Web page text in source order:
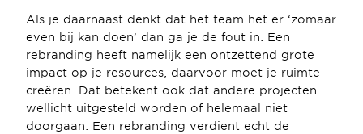
Als je daarnaast denkt dat het team het er ‘zomaar
even bij kan doen’ dan ga je de fout in. Een
rebranding heeft namelijk een ontzettend grote
impact op je resources, daarvoor moet je ruimte
creëren. Dat betekent ook dat andere projecten
wellicht uitgesteld worden of helemaal niet
doorgaan. Een rebranding verdient echt de